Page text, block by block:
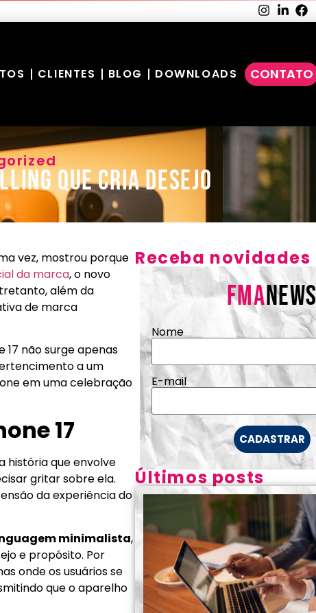
CLIENTES BLOG DOWNLOADS CONTATO
que cria desejo
Receba novidades
FMANEWS
Nome
E-mail
CADASTRAR
Últimos posts
vez, mostrou porque
da marca, o novo
além da
de marca
17 não surge apenas
a um
em uma celebração
17
história que envolve
gritar sobre ela.
da experiência do
minimalista,
e propósito. Por
onde os usuários se
que o aparelho